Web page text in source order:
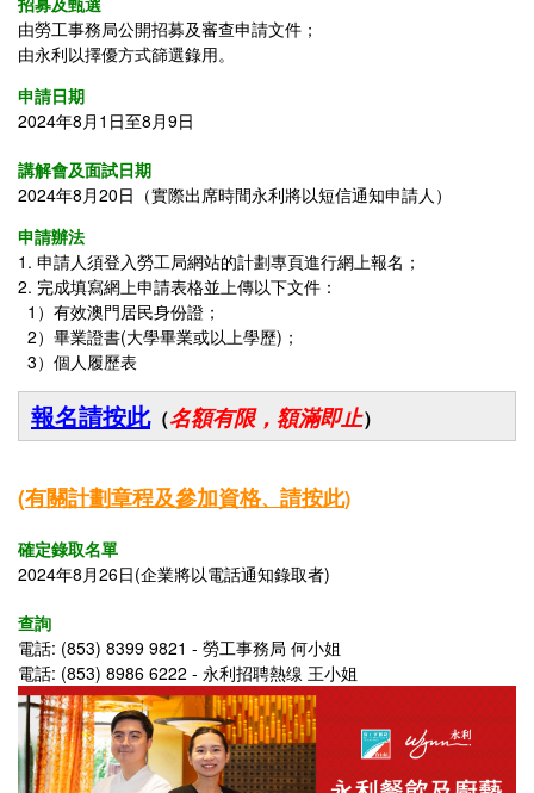
由勞工事務局公開招募及審查申請文件；
由永利以擇優方式篩選錄用。
申請日期
2024年8月1日至8月9日
講解會及面試日期
2024年8月20日（實際出席時間永利將以短信通知申請人）
申請辦法
1. 申請人須登入勞工局網站的計劃專頁進行網上報名；
2. 完成填寫網上申請表格並上傳以下文件：
1）有效澳門居民身份證；
2）畢業證書(大學畢業或以上學歷) ；
3） 個人履歷表
報名請按此（名額有限，額滿即止）
(有關計劃章程及參加資格、 請按此)
確定錄取名單
2024年8月26日(企業將以電話通知錄取者)
查詢
電話: (853) 8399 9821 - 勞工事務局 何小姐
電話: (853) 8986 6222 - 永利招聘熱缐 王小姐